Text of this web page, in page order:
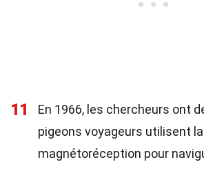
11
En 1966, les chercheurs ont
pigeons voyageurs utilisent la
magnétoréception pour